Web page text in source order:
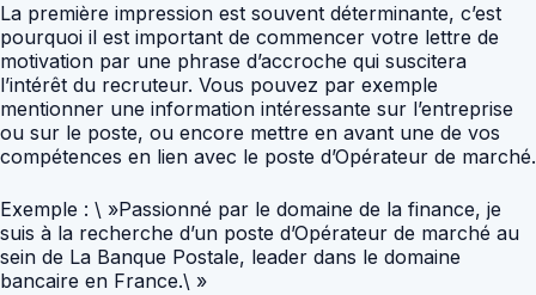
La première impression est souvent déterminante, c’est
pourquoi il est important de commencer votre lettre de
motivation par une phrase d’accroche qui suscitera
l’intérêt du recruteur. Vous pouvez par exemple
mentionner une information intéressante sur l’entreprise
ou sur le poste, ou encore mettre en avant une de vos
compétences en lien avec le poste d’Opérateur de marché.
Exemple : \ »Passionné par le domaine de la finance, je
suis à la recherche d’un poste d’Opérateur de marché au
sein de La Banque Postale, leader dans le domaine
bancaire en France.\ »